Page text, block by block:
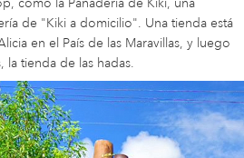
de "Kiki a domicilio". Una tienda está
en el País de las Maravillas, y luego
la tienda de las hadas.